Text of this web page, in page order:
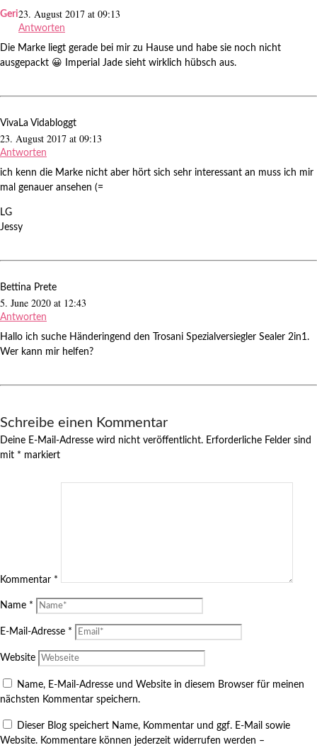
Geri23. August 2017 at 09:13
Antworten
Die Marke liegt gerade bei mir zu Hause und habe sie noch nicht
ausgepackt 😀 Imperial Jade sieht wirklich hübsch aus.
VivaLa Vidabloggt
23. August 2017 at 09:13
Antworten
ich kenn die Marke nicht aber hört sich sehr interessant an muss ich mir
mal genauer ansehen (=
LG
Jessy
Bettina Prete
5. June 2020 at 12:43
Antworten
Hallo ich suche Händeringend den Trosani Spezialversiegler Sealer 2in1.
Wer kann mir helfen?
Schreibe einen Kommentar
Deine E-Mail-Adresse wird nicht veröffentlicht. Erforderliche Felder sind
mit * markiert
Kommentar *
Name *
E-Mail-Adresse *
Website
Name, E-Mail-Adresse und Website in diesem Browser für meinen
nächsten Kommentar speichern.
Dieser Blog speichert Name, Kommentar und ggf. E-Mail sowie
Website. Kommentare können jederzeit widerrufen werden –